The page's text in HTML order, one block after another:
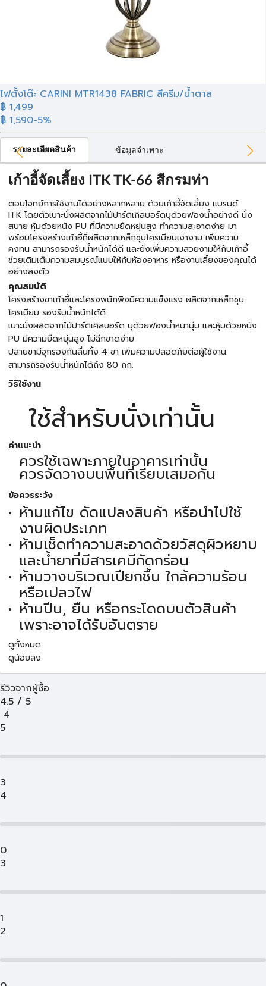
ไฟตั้งโต๊ะ CARINI MTR1438 FABRIC สีครีม/น้ำตาล
฿ 1,499
฿ 1,590-5%
รายละเอียดสินค้า ข้อมูลจำเพาะ
เก้าอี้จัดเลี้ยง ITK TK-66 สีกรมท่า
ตอบโจทย์การใช้งานได้อย่างหลากหลาย ด้วยเก้าอี้จัดเลี้ยง แบรนด์
ITK โดยตัวเบาะนั่งผลิตจากไม้ปาร์ติเกิลบอร์ดบุด้วยฟองน้ำอย่างดี นั่ง
สบาย หุ้มด้วยหนัง PU ที่มีความยืดหยุ่นสูง ทำความสะอาดง่าย มา
พร้อมโครงสร้างเก้าอี้ที่ผลิตจากเหล็กชุบโครเมียมเงางาม เพิ่มความ
คงทน สามารถรองรับน้ำหนักได้ดี และยังเพิ่มความสวยงามให้กับเก้าอี้
ช่วยเติมเต็มความสมบูรณ์แบบให้กับห้องอาหาร หรืองานเลี้ยงของคุณได้
อย่างลงตัว
คุณสมบัติ
โครงสร้างขาเก้าอี้และโครงพนักพิงมีความแข็งแรง ผลิตจากเหล็กชุบ
โครเมียม รองรับน้ำหนักได้ดี
เบาะนั่งผลิตจากไม้ปาร์ติเคิลบอร์ด บุด้วยฟองน้ำหนานุ่ม และหุ้มด้วยหนัง
PU มีความยืดหยุ่นสูง ไม่ฉีกขาดง่าย
ปลายขามีจุกรองกันลื่นทั้ง 4 ขา เพิ่มความปลอดภัยต่อผู้ใช้งาน
สามารถรองรับน้ำหนักได้ถึง 80 กก.
วิธีใช้งาน
ใช้สำหรับนั่งเท่านั้น
คำแนะนำ
ควรใช้เฉพาะภายในอาคารเท่านั้น
ควรจัดวางบนพื้นที่เรียบเสมอกัน
ข้อควรระวัง
ห้ามแก้ไข ดัดแปลงสินค้า หรือนำไปใช้
งานผิดประเภท
ห้ามเช็ดทำความสะอาดด้วยวัสดุผิวหยาบ
และน้ำยาที่มีสารเคมีกัดกร่อน
ห้ามวางบริเวณเปียกชื้น ใกล้ความร้อน
หรือเปลวไฟ
ห้ามปีน, ยืน หรือกระโดดบนตัวสินค้า
เพราะอาจได้รับอันตราย
ดูทั้งหมด
ดูน้อยลง
รีวิวจากผู้ซื้อ
4.5 / 5
4
5
3
4
0
3
1
2